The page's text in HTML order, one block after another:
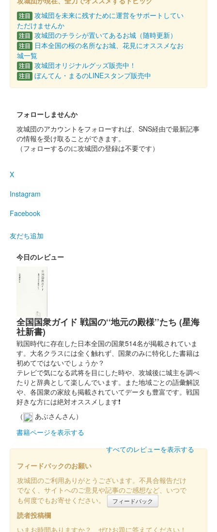
お城EXPO 2021の会場内で販売。土佐和紙を使用した御城印で
400枚限定。
高知城 登城記念符 平成31年正月限定版
販売終了
高知城 登城記念符
販売終了
高知城 御城印
高知城 御城印
2026年4月11, 12日に開催された「高知アニクリ祭」の『城郭合
体オシロボッツ』のブースにて販売された「城郭合体オシロボッ
館窓口にて……
高知城 御城印 夜間公開限定版
販売終了
夜間公開限定で販売された御城印。追手門前のブースで販売され
た。
高知城 御城印
た。
高知城 御城印 夜間公開限定クリア版
注目 攻城団を未来に残すために運営をサポートしてい
ただけませんか
注目 攻城団のチラシが置いてあるお城（随時更新）
注目
日本全国の桜の名所なお城、花見にオススメなお
城一覧
注目 攻城団オリジナルグッズ販売中！
注目 ぼんてん・まるのLINEスタンプ販売中
フォローしませんか
攻城団のアカウントをフォローすれば、SNS経由で最新記事
の情報を受け取ることができます。
（フォローするのに攻城団の登録は不要です）
X
Instagram
Facebook
友だち追加
今日のレビュー
全国国衆ガイド 戦国の‘‘地元の殿様’’たち (星海
社新書)
戦国時代に存在した日本全国の国衆514名が掲載されていま
す。大名クラスには全く触れず、国衆のみに特化した書籍は
初めてではないでしょうか？
テレビで気になる武将を目にした時や、攻城後に城主を調べ
たりと辞典として楽しんでいます。また地域ごとの語彙解説
や、各国衆の家紋も掲載されていてデータも豊富です。戦国
好きな方には絶対オススメします❗
（
あぶさんさん）
書籍ページを表示する
すべてのレビューを表示する
フィードバックのお願い
攻城団のご利用ありがとうございます。不具合報告だけ
でなく、サイトへのご意見や記事のご感想など、いつで
も何度でもお寄せください。
フィードバック
読者投稿欄
いまお時間ありますか？ ぜひお題に答えてください！